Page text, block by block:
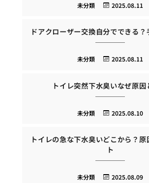
2025.08.11
未分類
ドアクローザー交換自分でできる
2025.08.11
未分類
トイレ突然下水臭いなぜ原因
2025.08.10
未分類
トイレの急な下水臭いどこから？
ト
2025.08.09
未分類